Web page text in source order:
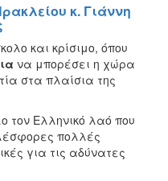
κ. Γιάννη
και κρίσιμο, όπου
να μπορέσει η χώρα
στα πλαίσια της
τον Ελληνικό λαό που
πολλές
για τις αδύνατες